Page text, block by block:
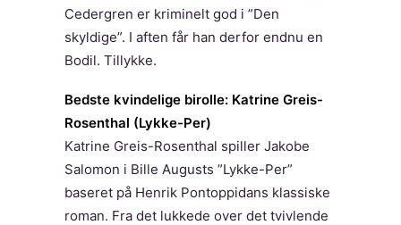
Cedergren er kriminelt god i ”Den
skyldige”. I aften får han derfor endnu en
Bodil. Tillykke.
Bedste kvindelige birolle: Katrine Greis-
Rosenthal (Lykke-Per)
Katrine Greis-Rosenthal spiller Jakobe
Salomon i Bille Augusts ”Lykke-Per”
baseret på Henrik Pontoppidans klassiske
roman. Fra det lukkede over det tvivlende